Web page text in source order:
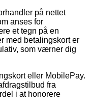
på nettet
anses for
et tegn på en
med betalingskort er
som værner dig
eller MobilePay.
fra
i at honorere